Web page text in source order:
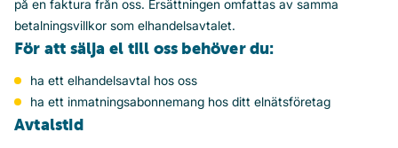
på en faktura från oss. Ersättningen omfattas av samma
betalningsvillkor som elhandelsavtalet.
För att sälja el till oss behöver du:
ha ett elhandelsavtal hos oss
ha ett inmatningsabonnemang hos ditt elnätsföretag
Avtalstid